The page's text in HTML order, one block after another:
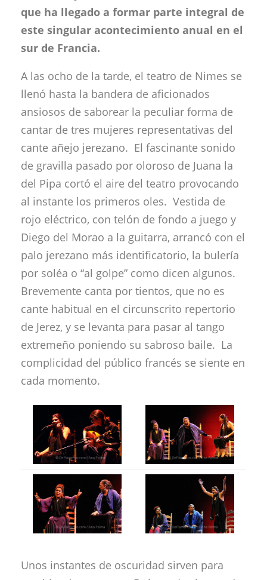
que ha llegado a formar parte integral de
este singular acontecimiento anual en el
sur de Francia.
A las ocho de la tarde, el teatro de Nimes se
llenó hasta la bandera de aficionados
ansiosos de saborear la peculiar forma de
cantar de tres mujeres representativas del
cante añejo jerezano. El fascinante sonido
de gravilla pasado por oloroso de Juana la
del Pipa cortó el aire del teatro provocando
al instante los primeros oles. Vestida de
rojo eléctrico, con telón de fondo a juego y
Diego del Morao a la guitarra, arrancó con el
palo jerezano más identificatorio, la bulería
por soléa o “al golpe” como dicen algunos.
Brevemente canta por tientos, que no es
cante habitual en el circunscrito repertorio
de Jerez, y se levanta para pasar al tango
extremeño poniendo su sabroso baile. La
complicidad del público francés se siente en
cada momento.
Unos instantes de oscuridad sirven para